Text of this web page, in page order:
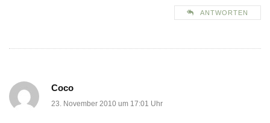
ANTWORTEN
Coco
23. November 2010 um 17:01 Uhr